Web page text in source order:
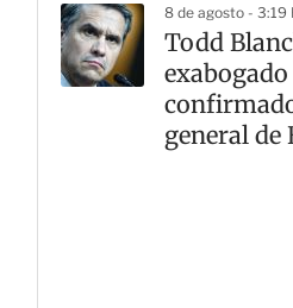
8 de agosto - 3:19
Todd
general de